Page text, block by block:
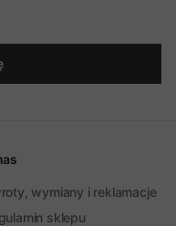
wymiany i reklamacje
sklepu